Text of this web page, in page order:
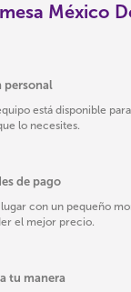
México
personal
está disponible
lo necesites.
de pago
con un pequeño
el mejor precio.
tu manera